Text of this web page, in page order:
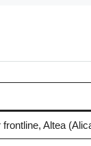
Altea